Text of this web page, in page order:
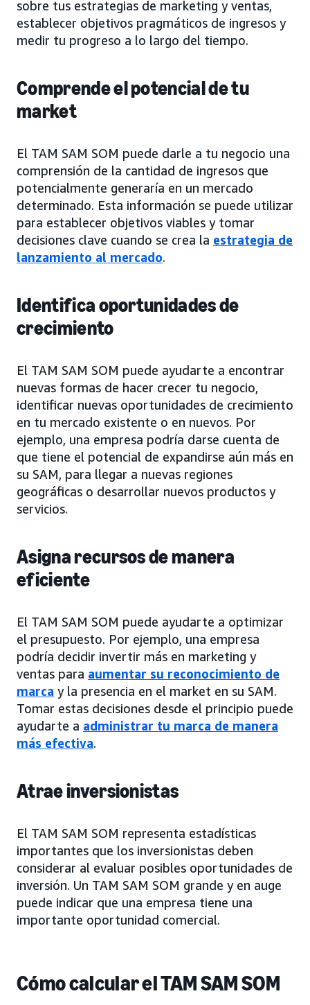
sobre tus estrategias de marketing y ventas,
establecer objetivos pragmáticos de ingresos y
medir tu progreso a lo largo del tiempo.
Comprende el potencial de tu
market
El TAM SAM SOM puede darle a tu negocio una
comprensión de la cantidad de ingresos que
potencialmente generaría en un mercado
determinado. Esta información se puede utilizar
para establecer objetivos viables y tomar
decisiones clave cuando se crea la estrategia de
lanzamiento al mercado.
Identifica oportunidades de
crecimiento
El TAM SAM SOM puede ayudarte a encontrar
nuevas formas de hacer crecer tu negocio,
identificar nuevas oportunidades de crecimiento
en tu mercado existente o en nuevos. Por
ejemplo, una empresa podría darse cuenta de
que tiene el potencial de expandirse aún más en
su SAM, para llegar a nuevas regiones
geográficas o desarrollar nuevos productos y
servicios.
Asigna recursos de manera
eficiente
El TAM SAM SOM puede ayudarte a optimizar
el presupuesto. Por ejemplo, una empresa
podría decidir invertir más en marketing y
ventas para aumentar su reconocimiento de
marca y la presencia en el market en su SAM.
Tomar estas decisiones desde el principio puede
ayudarte a administrar tu marca de manera
más efectiva.
Atrae inversionistas
El TAM SAM SOM representa estadísticas
importantes que los inversionistas deben
considerar al evaluar posibles oportunidades de
inversión. Un TAM SAM SOM grande y en auge
puede indicar que una empresa tiene una
importante oportunidad comercial.
Cómo calcular el TAM SAM SOM